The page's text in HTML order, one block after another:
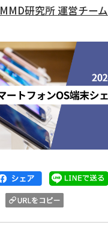
MMD研究所 運営チーム